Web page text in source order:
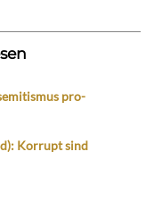
pro-
Korrupt sind